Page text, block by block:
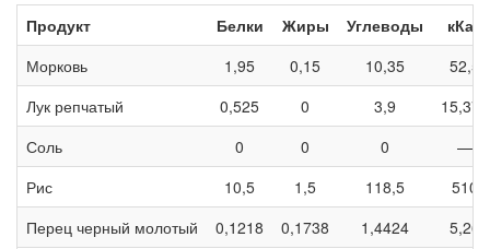
Продукт Белки Жиры Углеводы
кКал
Морковь
1,95 0,15 10,35
52,5
Лук репчатый
0,525 0 3,9
15,375
Соль
0 0 0
—
Рис
10,5 1,5 118,5
510
Перец черный молотый
0,1218 0,1738 1,4424
5,26